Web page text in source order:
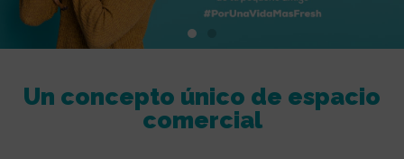
Un concepto único de espacio
comercial